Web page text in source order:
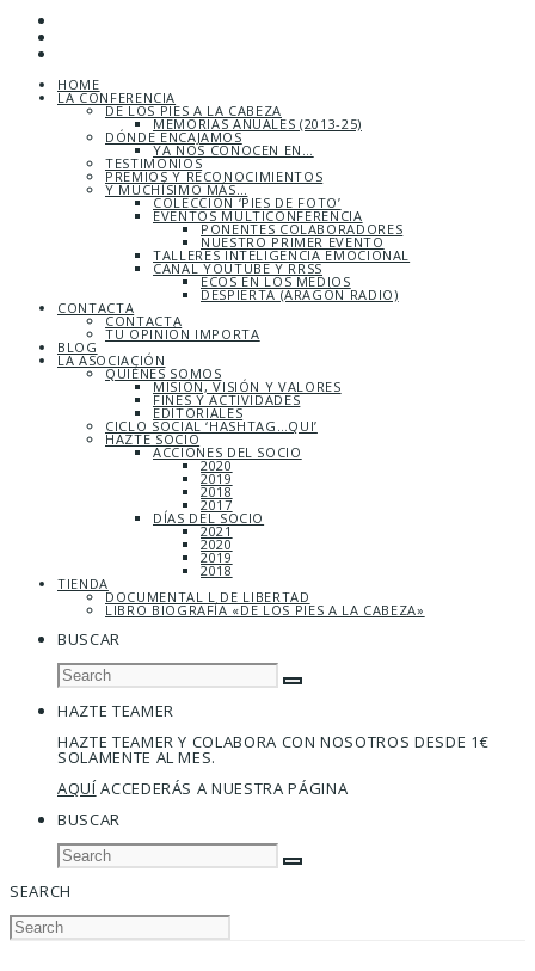
HOME
LA CONFERENCIA
DE LOS PIES A LA CABEZA
MEMORIAS ANUALES (2013-25)
DÓNDE ENCAJAMOS
YA NOS CONOCEN EN…
TESTIMONIOS
PREMIOS Y RECONOCIMIENTOS
Y MUCHÍSIMO MÁS…
COLECCIÓN ‘PIES DE FOTO’
EVENTOS MULTICONFERENCIA
PONENTES COLABORADORES
NUESTRO PRIMER EVENTO
TALLERES INTELIGENCIA EMOCIONAL
CANAL YOUTUBE Y RRSS
ECOS EN LOS MEDIOS
DESPIERTA (ARAGÓN RADIO)
CONTACTA
CONTACTA
TU OPINIÓN IMPORTA
BLOG
LA ASOCIACIÓN
QUIÉNES SOMOS
MISIÓN, VISIÓN Y VALORES
FINES Y ACTIVIDADES
EDITORIALES
CICLO SOCIAL ‘HASHTAG…QUI’
HAZTE SOCIO
ACCIONES DEL SOCIO
2020
2019
2018
2017
DÍAS DEL SOCIO
2021
2020
2019
2018
TIENDA
DOCUMENTAL L DE LIBERTAD
LIBRO BIOGRAFÍA «DE LOS PIES A LA CABEZA»
BUSCAR
HAZTE TEAMER
HAZTE TEAMER Y COLABORA CON NOSOTROS DESDE 1€
SOLAMENTE AL MES.
AQUÍACCEDERÁS A NUESTRA PÁGINA
BUSCAR
SEARCH